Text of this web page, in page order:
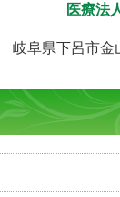
医療法
岐阜県下呂市金